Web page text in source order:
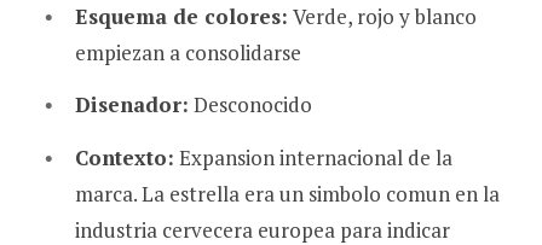
Esquema de colores: Verde, rojo y blanco
empiezan a consolidarse
Disenador: Desconocido
Contexto: Expansion internacional de la
marca. La estrella era un simbolo comun en la
industria cervecera europea para indicar